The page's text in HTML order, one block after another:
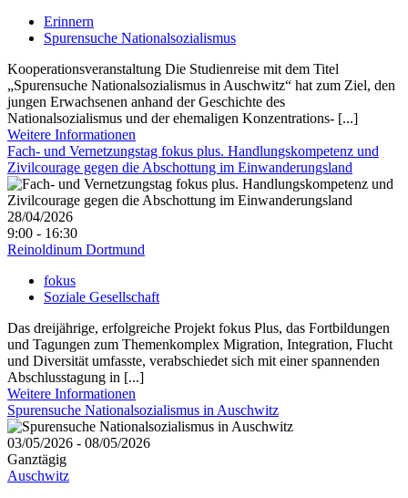
Erinnern
Spurensuche Nationalsozialismus
Kooperationsveranstaltung Die Studienreise mit dem Titel
„Spurensuche Nationalsozialismus in Auschwitz“ hat zum Ziel, den
jungen Erwachsenen anhand der Geschichte des
Nationalsozialismus und der ehemaligen Konzentrations- [...]
Weitere Informationen
Fach- und Vernetzungstag fokus plus. Handlungskompetenz und
Zivilcourage gegen die Abschottung im Einwanderungsland
28/04/2026
9:00 - 16:30
Reinoldinum Dortmund
fokus
Soziale Gesellschaft
Das dreijährige, erfolgreiche Projekt fokus Plus, das Fortbildungen
und Tagungen zum Themenkomplex Migration, Integration, Flucht
und Diversität umfasste, verabschiedet sich mit einer spannenden
Abschlusstagung in [...]
Weitere Informationen
Spurensuche Nationalsozialismus in Auschwitz
03/05/2026 - 08/05/2026
Ganztägig
Auschwitz